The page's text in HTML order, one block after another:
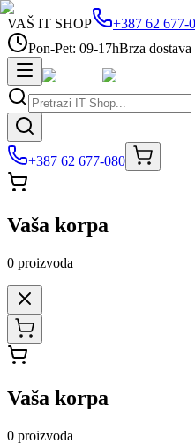
VAŠ IT SHOP +387 62 677-
Pon-Pet: 09-17hBrza
+387 62 677-080
Vaša korpa
0 proizvoda
Vaša korpa
0 proizvoda